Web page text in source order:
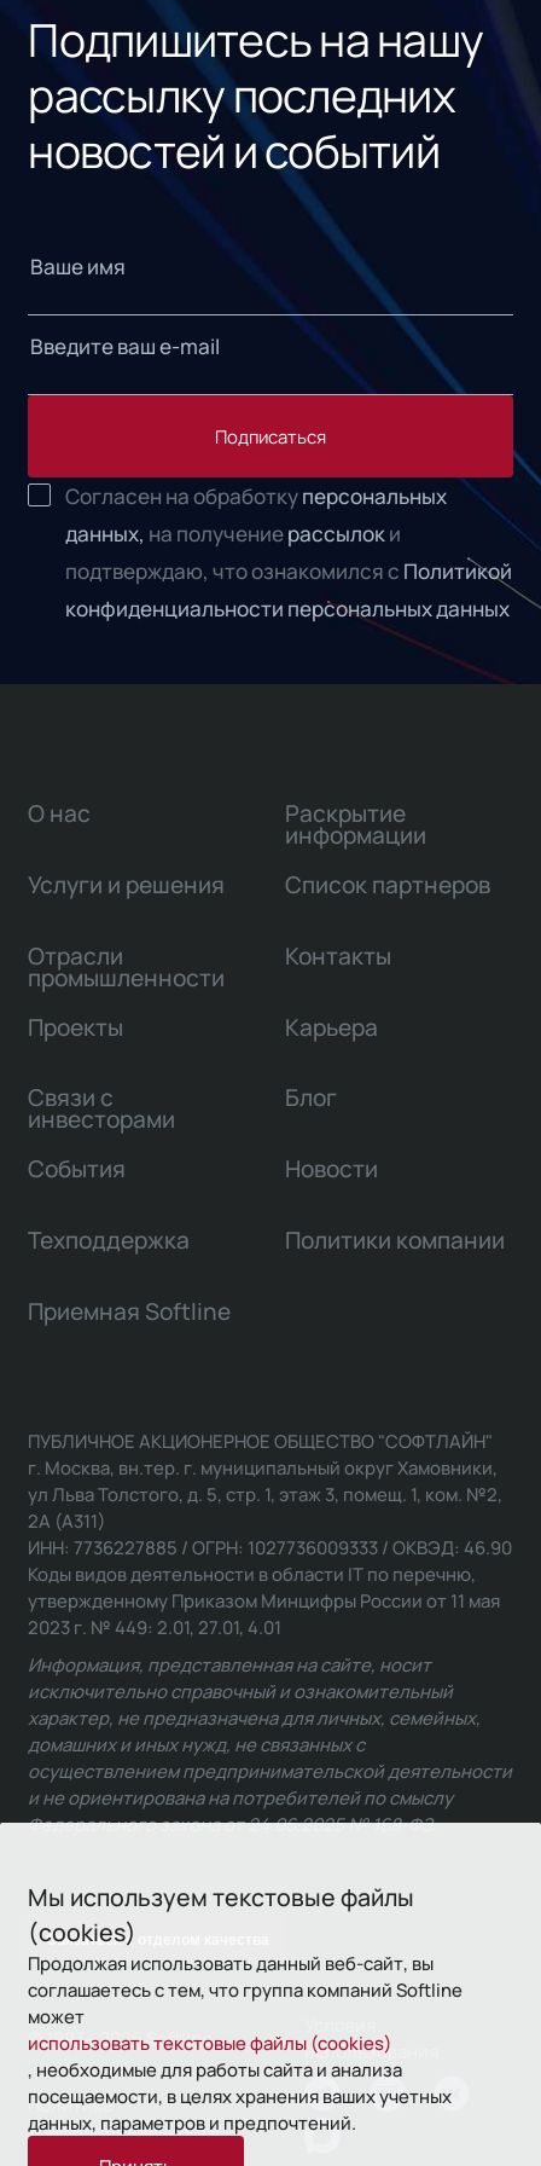
Подпишитесь на нашу
рассылку последних
новостей и событий
Подписаться
Согласен на обработкуперсональных
данных, на получениерассылоки
подтверждаю, что ознакомился с Политикой
конфиденциальности персональных данных
Мы используем текстовые файлы
(cookies)
Продолжая использовать данный веб-сайт, вы
соглашаетесь с тем, что группа компаний Softline
может
использовать текстовые файлы (cookies)
, необходимые для работы сайта и анализа
посещаемости, в целях хранения ваших учетных
данных, параметров и предпочтений.
О нас
Услуги и решения
Отрасли
промышленности
Проекты
Связи с
инвесторами
Раскрытие
информации
Список партнеров
Контакты
Карьера
Блог
События Новости
Техподдержка Политики компании
Приемная Softline
Связаться с отделом качества
ПУБЛИЧНОЕ АКЦИОНЕРНОЕ ОБЩЕСТВО "СОФТЛАЙН"
г. Москва, вн.тер. г. муниципальный округ Хамовники,
ул Льва Толстого, д. 5, стр. 1, этаж 3, помещ. 1, ком. №2,
2А (А311)
ИНН: 7736227885 / ОГРН: 1027736009333 / ОКВЭД: 46.90
Коды видов деятельности в области IT по перечню,
утвержденному Приказом Минцифры России от 11 мая
2023 г. № 449: 2.01, 27.01, 4.01
Информация, представленная на сайте, носит
исключительно справочный и ознакомительный
характер, не предназначена для личных, семейных,
домашних и иных нужд, не связанных с
осуществлением предпринимательской деятельности
и не ориентирована на потребителей по смыслу
Федерального закона от 24.06.2025 № 168-ФЗ.
© 1993—2026 Softline
использования
Политика
конфиденциальности